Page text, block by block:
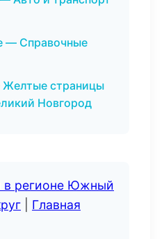
— Справочные
страницы
Новгород
в регионе Южный
Главная